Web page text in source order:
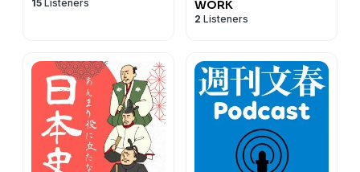
15 Listeners
WORK
2 Listeners